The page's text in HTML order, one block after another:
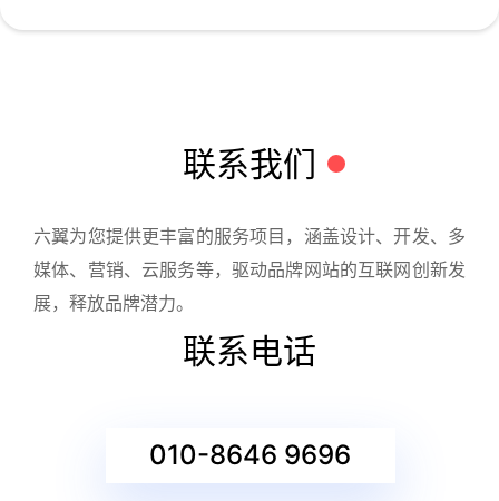
联系我们
六翼为您提供更丰富的服务项目，涵盖设计、开发、多
媒体、营销、云服务等，驱动品牌网站的互联网创新发
展，释放品牌潜力。
联系电话
010-8646 9696